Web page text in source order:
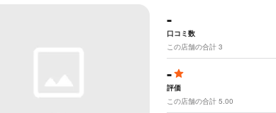
-
口コミ数
この店舗の合計 3
-
評価
この店舗の合計 5.00